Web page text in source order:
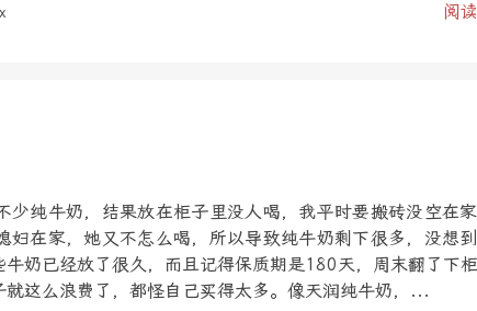
阅
少纯牛奶，结果放在柜子里没人喝，我平时要搬砖没空在
妇在家，她又不怎么喝，所以导致纯牛奶剩下很多，没想
奶已经放了很久，而且记得保质期是180天，周末翻了下柜
这么浪费了，都怪自己买得太多。像天润纯牛奶，...